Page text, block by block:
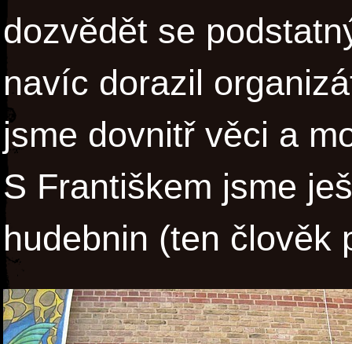
dozvědět se
navíc dorazil
jsme dovnitř věci a
S Františkem jsme
hudebnin (ten člověk